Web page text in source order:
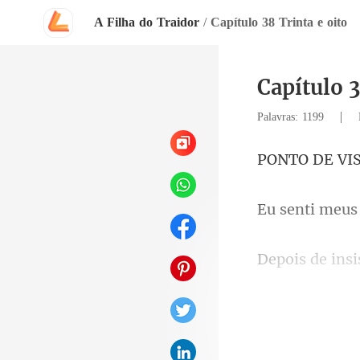
A Filha do Traidor / Capítulo 38 Trinta e oito
Capítulo
Palavras: 1199 |